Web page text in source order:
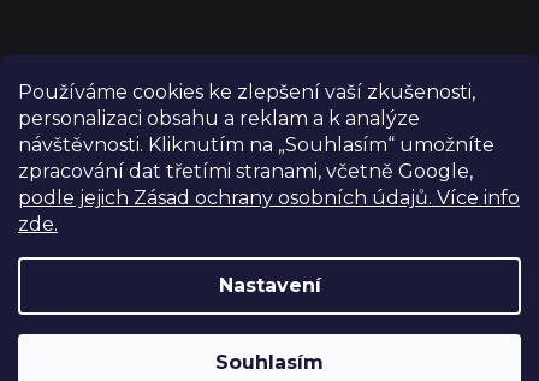
Používáme cookies ke zlepšení vaší zkušenosti,
personalizaci obsahu a reklam a k analýze
návštěvnosti. Kliknutím na „Souhlasím“ umožníte
zpracování dat třetími stranami, včetně Google,
podle jejich Zásad ochrany osobních údajů. Více info
zde.
Nastavení
Souhlasím
Výdejní sklad Praha: PO–PÁ 8:00–16:00. Při objednání a
Vytvořil Shoptet
Copyright 2026FILM-TECHNIKA. Všechna práva vyhrazena.
Upravit nastavení cookies